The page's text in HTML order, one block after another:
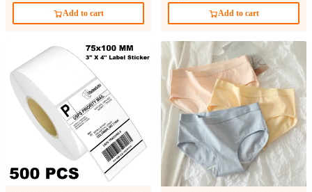
Add to cart Add to cart